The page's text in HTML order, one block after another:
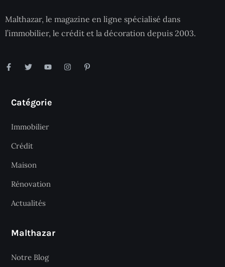
Malthazar, le magazine en ligne spécialisé dans
l’immobilier, le crédit et la décoration depuis 2003.
Catégorie
Immobilier
Crédit
Maison
Rénovation
Actualités
Malthazar
Notre Blog